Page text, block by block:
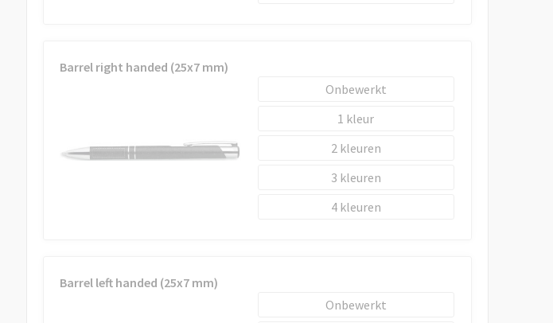
Barrel right handed (25x7 mm)
Onbewerkt
1
2
3
4
Barrel left handed (25x7 mm)
Onbewerkt